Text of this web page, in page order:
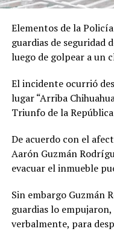
Elementos de la
guardias de seguridad
luego de golpear a un
El incidente ocurrió
lugar “Arriba
Triunfo de la
De acuerdo con el
Aarón Guzmán
evacuar el inmueble
Sin embargo Guzmán
guardias lo
verbalmente, para